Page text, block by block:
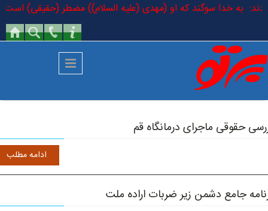
رفتن به محتوای اصلی
فرمودند: به خدا سوگند که او (مهدی (علیه السلام)) مضطر (حقیقی) است
حقوقی ماجرای درمانگاه قم
ادامه مطلب
جامع دشمن زیر ضربات اراده ملت